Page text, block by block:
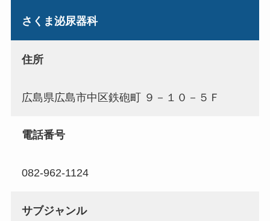
さくま泌尿器科
住所
広島県広島市中区鉄砲町 ９－１０－５Ｆ
電話番号
082-962-1124
サブジャンル